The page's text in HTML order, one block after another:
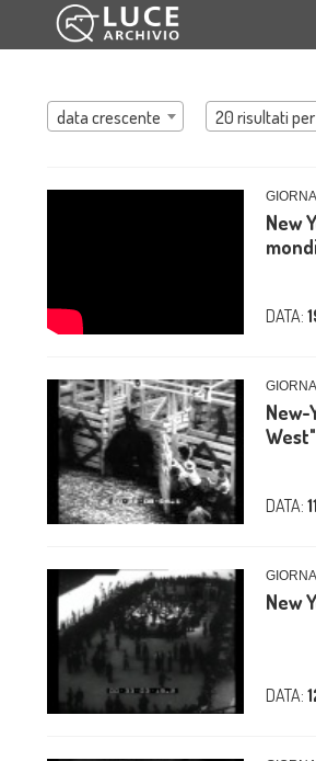
data crescente 20 risultati
New
DATA:
New-
DATA:
New
DATA: